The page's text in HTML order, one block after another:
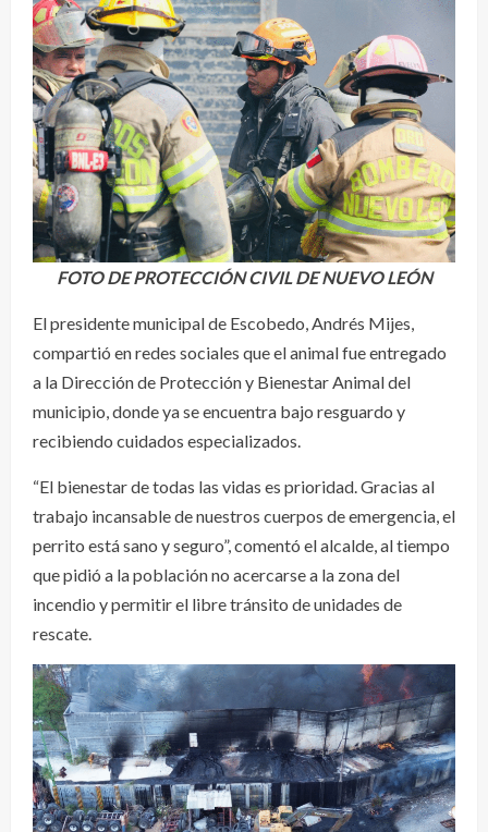
FOTO DE PROTECCIÓN CIVIL DE NUEVO LEÓN
El presidente municipal de Escobedo, Andrés Mijes,
compartió en redes sociales que el animal fue entregado
a la Dirección de Protección y Bienestar Animal del
municipio, donde ya se encuentra bajo resguardo y
recibiendo cuidados especializados.
“El bienestar de todas las vidas es prioridad. Gracias al
trabajo incansable de nuestros cuerpos de emergencia, el
perrito está sano y seguro”, comentó el alcalde, al tiempo
que pidió a la población no acercarse a la zona del
incendio y permitir el libre tránsito de unidades de
rescate.